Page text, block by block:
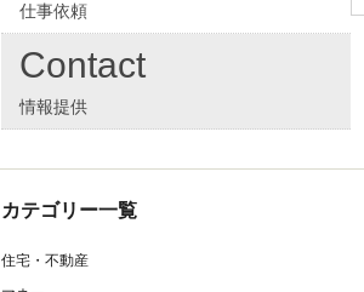
仕事依頼
Contact
情報提供
カテゴリー一覧
住宅・不動産